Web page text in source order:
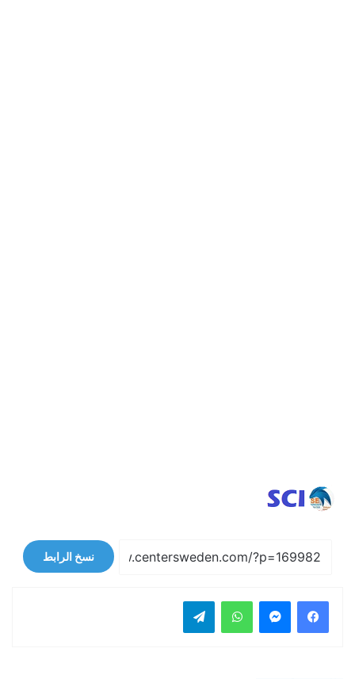
نسخ الرابط
فيسبوك واتساب